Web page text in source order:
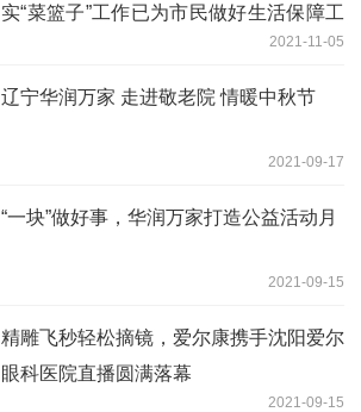
实“菜篮子”工作已为市民做好生活保障工
2021-11-05
辽宁华润万家 走进敬老院 情暖中秋节
2021-09-17
“一块”做好事，华润万家打造公益活动月
2021-09-15
精雕飞秒轻松摘镜，爱尔康携手沈阳爱尔
眼科医院直播圆满落幕
2021-09-15